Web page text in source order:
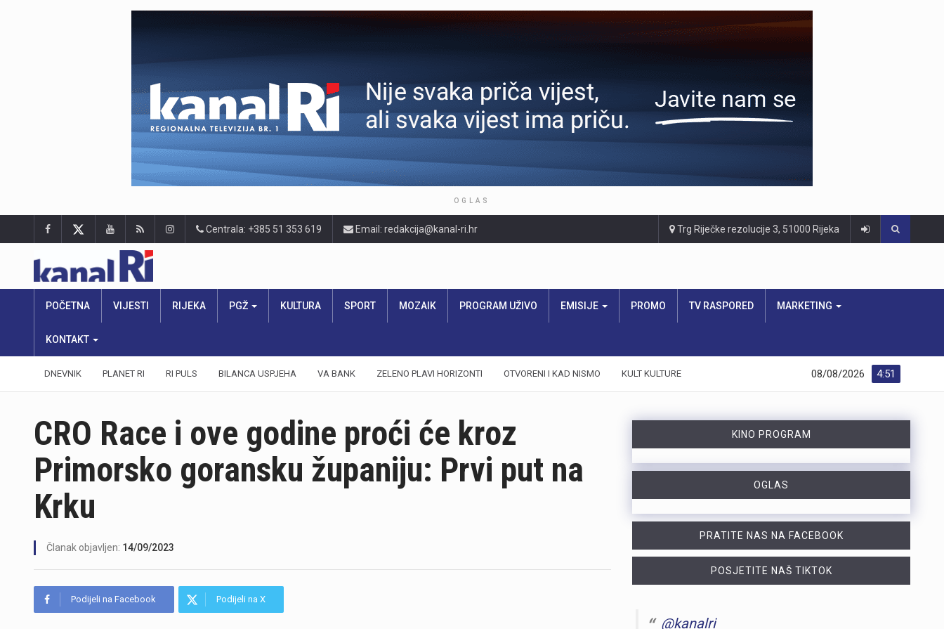
OGLAS
Centrala: +385 51 353 619 Email: redakcija@kanal-ri.hr Trg Riječke rezolucije 3, 51000 Rijeka
POČETNA VIJESTI RIJEKA PGŽ KULTURA SPORT MOZAIK PROGRAM UŽIVO EMISIJE PROMO TV RASPORED MARKETING
KONTAKT
DNEVNIK PLANET RI RI PULS BILANCA USPJEHA VA BANK ZELENO PLAVI HORIZONTI OTVORENI I KAD NISMO KULT KULTURE 4:51
08/08/2026
CRO Race i ove godine proći će kroz
Primorsko goransku županiju: Prvi put na
Krku
Članak objavljen: 14/09/2023
Podijeli na Facebook Podijeli na X
KINO PROGRAM
OGLAS
PRATITE NAS NA FACEBOOK
POSJETITE NAŠ TIKTOK
@kanalri